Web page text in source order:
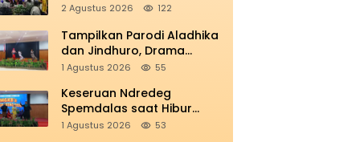
2 Agustus 2026 122
Tampilkan Parodi Aladhika
dan Jindhuro, Drama
Smamio Sedot Perhatian di
1 Agustus 2026 55
Keseruan Ndredeg
Spemdalas saat Hibur
Peserta MGKB’s Upgrading
1 Agustus 2026 53